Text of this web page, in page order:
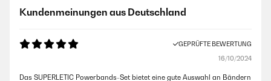
Kundenmeinungen aus Deutschland
GEPRÜFTE BEWERTUNG
16/10/2024
Das SUPERLETIC Powerbands-Set bietet eine gute Auswahl an Bändern